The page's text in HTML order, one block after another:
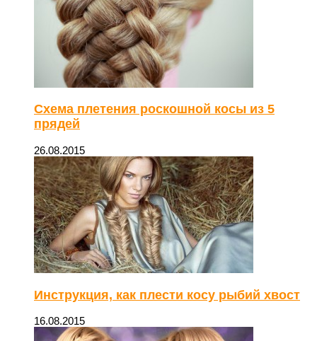
Схема плетения роскошной косы из 5
прядей
26.08.2015
Инструкция, как плести косу рыбий хвост
16.08.2015